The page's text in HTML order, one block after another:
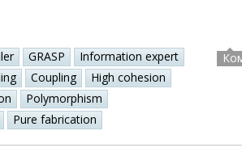
GRASP
Information expert
Coupling
High cohesion
Polymorphism
Pure fabrication